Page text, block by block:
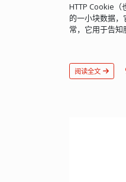
HTTP Cookie
的一小块数据
常，它用于告
阅读全文